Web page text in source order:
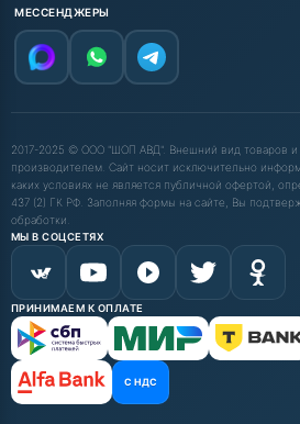
МЕССЕНДЖЕРЫ
2017-2025 © ООО "ШОП АВД". Внешний вид товаров и
производителем. Сайт носит исключительно
каких условиях не является публичной офертой,
437 (2) ГК РФ. Заполняя формы на сайте, Вы
обработки.
МЫ В СОЦСЕТЯХ
ПРИНИМАЕМ К ОПЛАТЕ
С НДС